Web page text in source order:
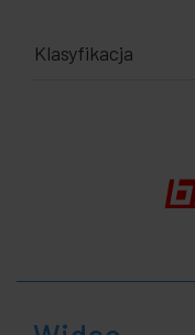
Klasyfikacja